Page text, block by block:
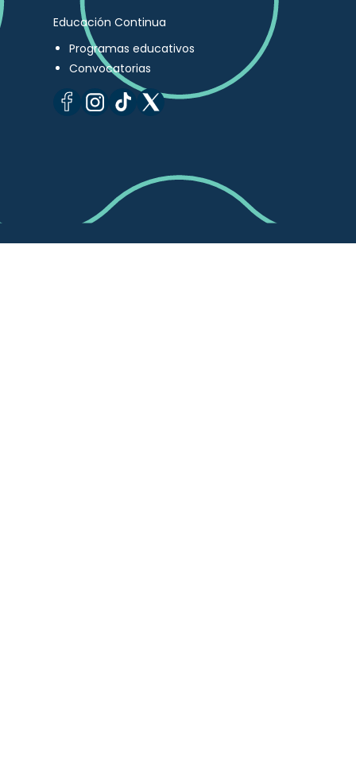
Educación Continua
Programas educativos
Convocatorias